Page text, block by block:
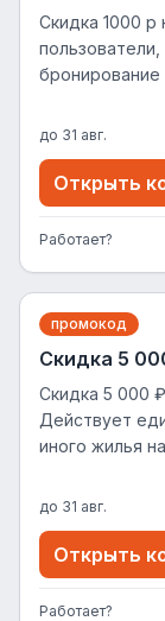
Скидка 1000 р
бронирование
до 31 авг.
Открыть
Работает?
промокод
Скидка 5
Скидка 5 000
Действует
иного жилья
до 31 авг.
Открыть
Работает?